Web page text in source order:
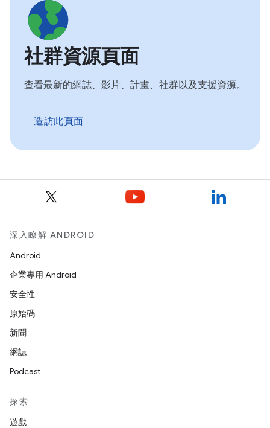
社群資源頁面
查看最新的網誌、影片、計畫、社群以及支援資源。
造訪此頁面
深入瞭解 ANDROID
Android
企業專用 Android
安全性
原始碼
新聞
網誌
Podcast
探索
遊戲